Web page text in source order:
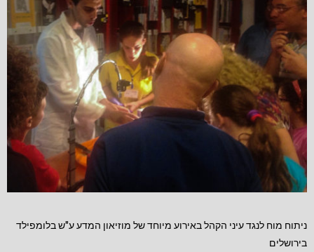
ניתוח מוח לנגד עיני הקהל באירוע מיוחד של מוזיאון המדע ע"ש בלומפילד
בירושלים